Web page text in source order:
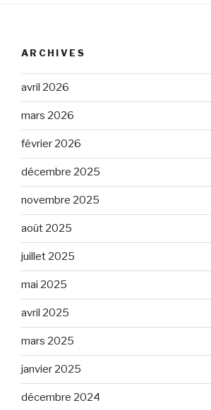
ARCHIVES
avril 2026
mars 2026
février 2026
décembre 2025
novembre 2025
août 2025
juillet 2025
mai 2025
avril 2025
mars 2025
janvier 2025
décembre 2024